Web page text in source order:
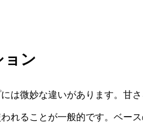
ョン
は微妙な違いがあります。甘
れることが一般的です。ベー